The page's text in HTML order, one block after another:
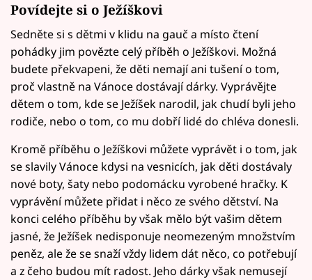
Povídejte si o Ježíškovi
Sedněte si s dětmi v klidu na gauč a místo čtení
pohádky jim povězte celý příběh o Ježíškovi. Možná
budete překvapeni, že děti nemají ani tušení o tom,
proč vlastně na Vánoce dostávají dárky. Vyprávějte
dětem o tom, kde se Ježíšek narodil, jak chudí byli jeho
rodiče, nebo o tom, co mu dobří lidé do chléva donesli.
Kromě příběhu o Ježíškovi můžete vyprávět i o tom, jak
se slavily Vánoce kdysi na vesnicích, jak děti dostávaly
nové boty, šaty nebo podomácku vyrobené hračky. K
vyprávění můžete přidat i něco ze svého dětství. Na
konci celého příběhu by však mělo být vašim dětem
jasné, že Ježíšek nedisponuje neomezeným množstvím
peněz, ale že se snaží vždy lidem dát něco, co potřebují
a z čeho budou mít radost. Jeho dárky však nemusejí